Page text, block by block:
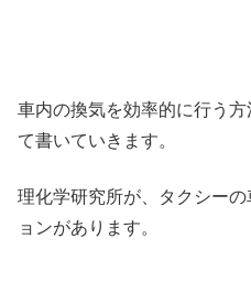
車内の換気を効率的に行う
て書いていきます。
理化学研究所が、タクシー
ョンがあります。